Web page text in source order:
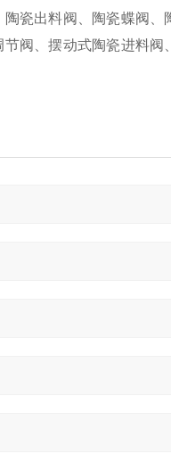
瓷出料阀、陶瓷蝶阀
阀、摆动式陶瓷进料